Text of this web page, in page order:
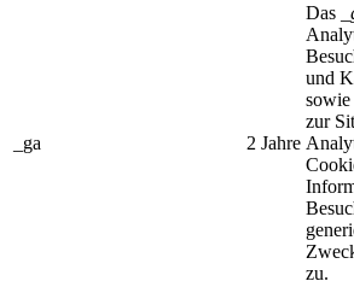
_ga 2 Jahre
Das
und
sowie
zur
zu.